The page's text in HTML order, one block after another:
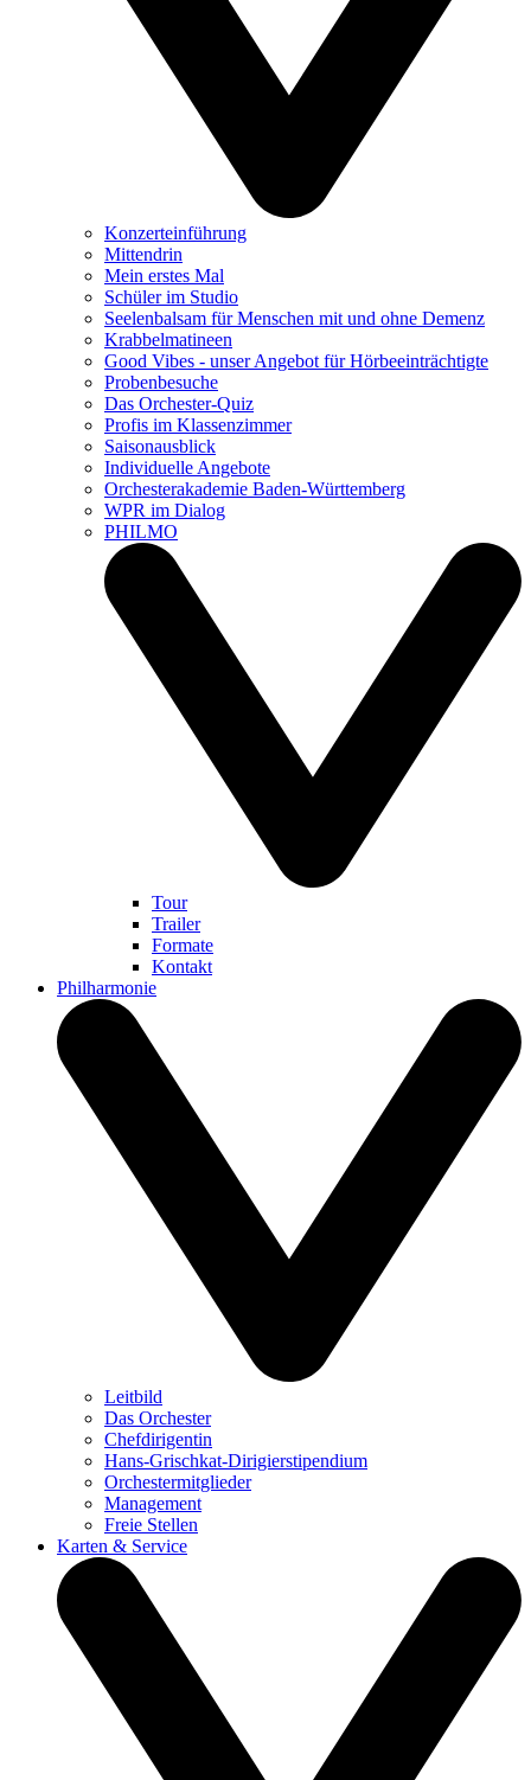
Konzerteinführung
Mittendrin
Mein erstes Mal
Schüler im Studio
Seelenbalsam für Menschen mit und ohne Demenz
Krabbelmatineen
Good Vibes - unser Angebot für Hörbeeinträchtigte
Probenbesuche
Das Orchester-Quiz
Profis im Klassenzimmer
Saisonausblick
Individuelle Angebote
Orchesterakademie Baden-Württemberg
WPR im Dialog
PHILMO
Tour
Trailer
Formate
Kontakt
Philharmonie
Leitbild
Das Orchester
Chefdirigentin
Hans-Grischkat-Dirigierstipendium
Orchestermitglieder
Management
Freie Stellen
Karten & Service